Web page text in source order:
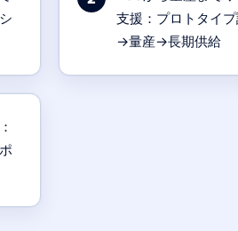
支援：プロトタイ
→量産→長期供給